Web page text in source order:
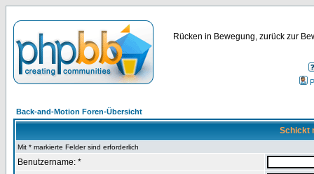
Rücken in Bewegung, zurück zur
Back-and-Motion Foren-Übersicht
Schickt
Mit * markierte Felder sind erforderlich
Benutzername: *